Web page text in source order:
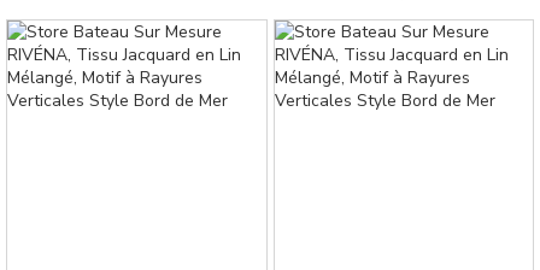
seulement bien conçus, mais aussi de qualité supérieure,
capables de donner à votre maison une personnalité et un
style uniques. Nous nous efforçons de fournir une solution
complète, que vous cherchiez à meubler une nouvelle maison